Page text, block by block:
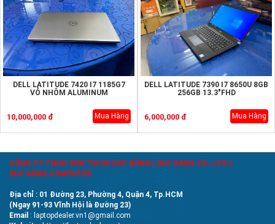
DELL LATITUDE 7420 I7 1185G7
VỎ NHÔM ALUMINUM
10,000,000 đ Mua Hàng
DELL LATITUDE 7390 I7 8650U 8GB
256GB 13.3"FHD
6,000,000 đ Mua Hàng
CÔNG TY TNHH XNK TM DV DUY ĐĂNG ( DUY DANG CO., LTD )
DUY ĐĂNG COMPUTER
Địa chỉ : 01 Đường 23, Phường 4, Quận 4, Tp.HCM
(Ngay 91-93 Vĩnh Hội là Đường 23)
Email : laptopdealer.vn1@gmail.com